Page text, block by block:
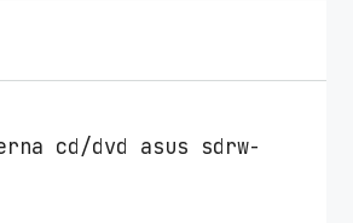
cd/dvd asus sdrw-